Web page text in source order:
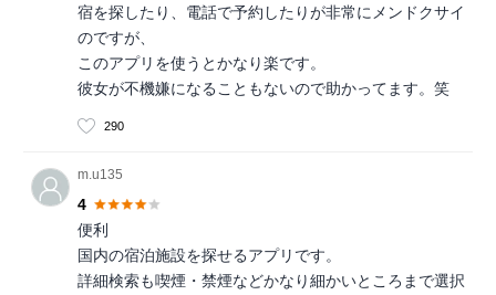
宿を探したり、電話で予約したりが非常にメンドクサイ
のですが、
このアプリを使うとかなり楽です。
彼女が不機嫌になることもないので助かってます。笑
290
m.u135
4
便利
国内の宿泊施設を探せるアプリです。
詳細検索も喫煙・禁煙などかなり細かいところまで選択